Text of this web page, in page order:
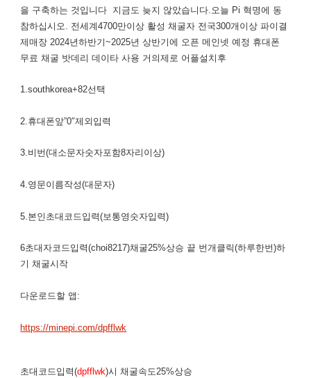
을 구축하는 것입니다 지금도 늦지 않았습니다.오늘 Pi 혁명에 동
참하십시오. 전세계4700만이상 활성 채굴자 전국300개이상 파이결
제매장 2024년하반기~2025년 상반기에 오픈 메인넷 예정 휴대폰
무료 채굴 밧데리 데이타 사용 거의제로 어플설치후
1.southkorea+82선택
2.휴대폰앞”0″제외입력
3.비번(대소문자숫자포함8자리이상)
4.영문이름작성(대문자)
5.본인초대코드입력(보통영숫자입력)
6초대자코드입력(choi8217)채굴25%상승 끝 번개클릭(하루한번)하
기 채굴시작
다운로드할 앱:
https://minepi.com/dpfflwk
초대코드입력(dpfflwk)시 채굴속도25%상승